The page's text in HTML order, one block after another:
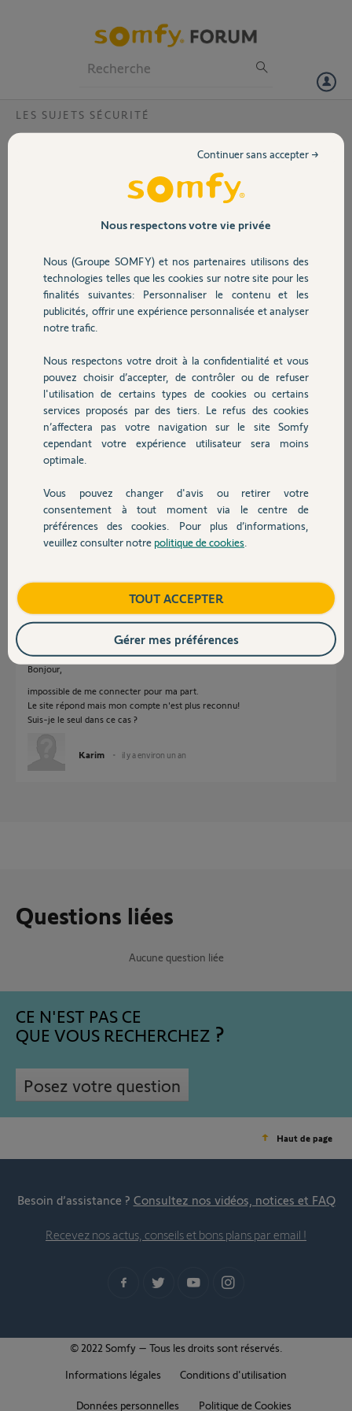
Volet
Sécurité
Domotique
Chauffage
Autres produits
Devis avec un pro
Contact
LES SUJETS SÉCURITÉ
myfox.me innaccesible. Pourquoi ?
Plus moyen de me connecter sur myfox.me pour moodifier des
D'avance merci pour votre réponse
Alain D.
il y a plus d'un an
Participer au fil de discussion
Réponses
Bonjour Alain
Si vous êtes sous windows il faut utiliser le navigateur Edge de Microsoft
Lancer le navigateur, puis cliquer en haut a droite sur les 3 points
Cliquer sur "Recharger en mode internet explorer"
il y a plus d'un an
Bonjour,
impossible de me connecter pour ma part.
Le site répond mais mon compte n'est plus reconnu!
Suis-je le seul dans ce cas ?
Karim il y a environ un an
Questions liées
Aucune question liée
CE N'EST PAS CE
QUE VOUS RECHERCHEZ
Posez votre question
Haut de page
Besoin d’assistance ? Consultez nos vidéos, notices et FAQ
Recevez nos actus, conseils et bons plans par email !
© 2022 Somfy – Tous les droits sont réservés.
Informations légales
Conditions d'utilisation
Données personnelles Politique de Cookies
Nous respectons votre vie privée
Nous (Groupe SOMFY) et nos partenaires utilisons des
technologies telles que les cookies sur notre site pour les
finalités suivantes: Personnaliser le contenu et les
publicités, offrir une expérience personnalisée et analyser
notre trafic.
Nous respectons votre droit à la confidentialité et vous
pouvez choisir d’accepter, de contrôler ou de refuser
l'utilisation de certains types de cookies ou certains
services proposés par des tiers. Le refus des cookies
n’affectera pas votre navigation sur le site Somfy
cependant votre expérience utilisateur sera moins
optimale.
Vous pouvez changer d'avis ou retirer votre
consentement à tout moment via le centre de
préférences des cookies. Pour plus d’informations,
veuillez consulter notre politique de cookies
Continuer sans accepter →
TOUT ACCEPTER
Gérer mes préférences